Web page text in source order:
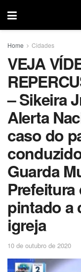
Home Cidades
VEJA
– Sikeira
Alerta
caso do
Guarda
pintado a
igreja
10 de outubro de 2020